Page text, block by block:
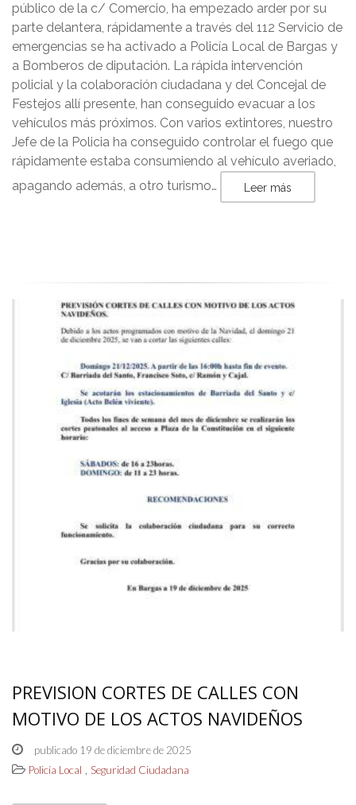
público de la c/ Comercio, ha empezado arder por su
parte delantera, rápidamente a través del 112 Servicio de
emergencias se ha activado a Policía Local de Bargas y
a Bomberos de diputación. La rápida intervención
policial y la colaboración ciudadana y del Concejal de
Festejos allí presente, han conseguido evacuar a los
vehículos más próximos. Con varios extintores, nuestro
Jefe de la Policia ha conseguido controlar el fuego que
rápidamente estaba consumiendo al vehículo averiado,
apagando además, a otro turismo…
Leer más
PREVISION CORTES DE CALLES CON
MOTIVO DE LOS ACTOS NAVIDEÑOS
publicado 19 de diciembre de 2025
Policía Local , Seguridad Ciudadana